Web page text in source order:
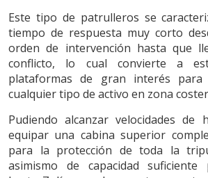
Este tipo de patrulleros se
tiempo de respuesta muy corto
orden de intervención hasta que
conflicto, lo cual convierte a
plataformas de gran interés
cualquier tipo de activo en zona
Pudiendo alcanzar velocidades de
equipar una cabina superior
para la protección de toda la
asimismo de capacidad suficiente